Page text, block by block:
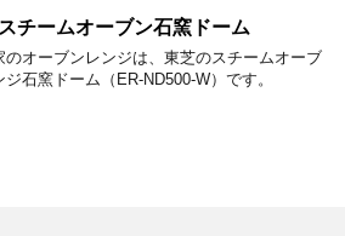
チームオーブン石窯ドーム
のオーブンレンジは、東芝のスチームオーブ
ジ石窯ドーム（ER-ND500-W）です。